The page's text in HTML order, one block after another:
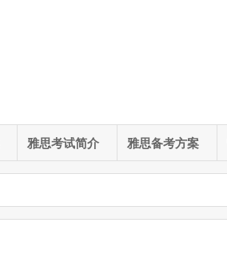
雅思考试简介 雅思备考方案